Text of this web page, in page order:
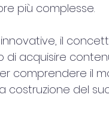
più complesse.
il
acquisire
comprendere il
costruzione del